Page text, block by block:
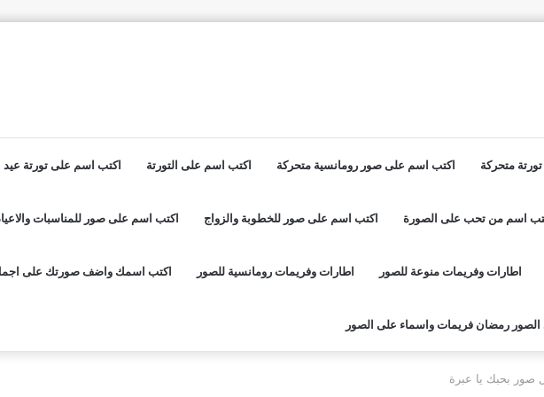
متحركة اكتب اسم على صور رومانسية متحركة اكتب اسم على التورتة اكتب اسم على تورتة عيد
اسم من تحب على الصورة اكتب اسم على صور للخطوبة والزواج اكتب اسم على صور للمناسبات
اطارات وفريمات منوعة للصور اطارات وفريمات رومانسية للصور اكتب اسمك واضف صورتك على
رمضان فريمات واسماء على الصور
صور بحبك يا عبرة